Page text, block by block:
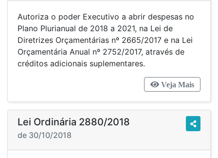
Autoriza o poder Executivo a abrir despesas no
Plano Plurianual de 2018 a 2021, na Lei de
Diretrizes Orçamentárias nº 2665/2017 e na Lei
Orçamentária Anual nº 2752/2017, através de
créditos adicionais suplementares.
Veja Mais
Lei Ordinária 2880/2018
de 30/10/2018